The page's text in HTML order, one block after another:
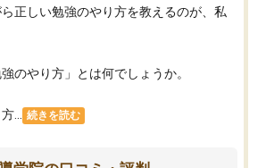
正しい勉強のやり方を教えるのが、私
のやり方」とは何でしょうか。
... 続きを読む